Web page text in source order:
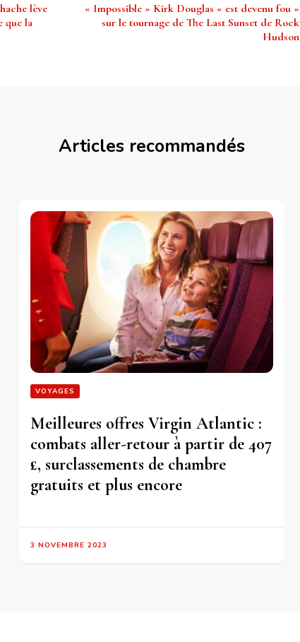
lève
que la
« Impossible » Kirk Douglas « est devenu fou »
sur le tournage de The Last Sunset de Rock
Hudson
Articles recommandés
VOYAGES
Meilleures offres Virgin Atlantic :
combats aller-retour à partir de 407
£, surclassements de chambre
gratuits et plus encore
3 NOVEMBRE 2023